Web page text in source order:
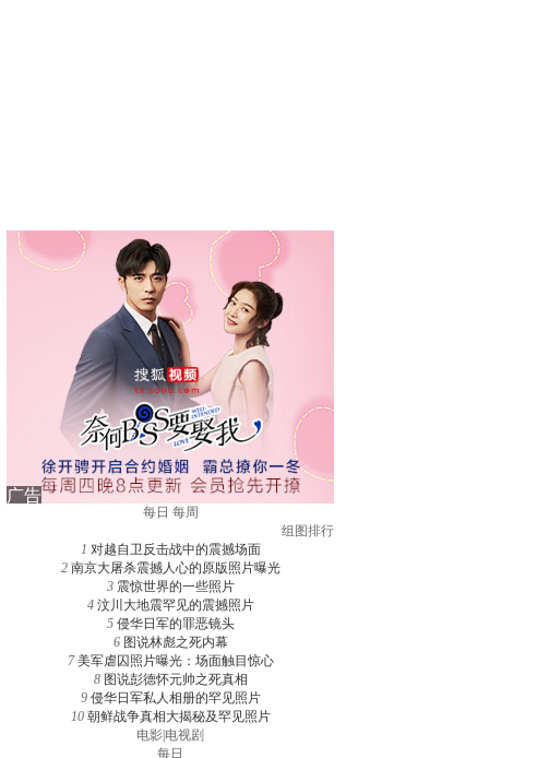
每日 每周
组图排行
1 对越自卫反击战中的震撼场面
2 南京大屠杀震撼人心的原版照片曝光
3 震惊世界的一些照片
4 汶川大地震罕见的震撼照片
5 侵华日军的罪恶镜头
6 图说林彪之死内幕
7 美军虐囚照片曝光：场面触目惊心
8 图说彭德怀元帅之死真相
9 侵华日军私人相册的罕见照片
10 朝鲜战争真相大揭秘及罕见照片
电影 电视剧
每日